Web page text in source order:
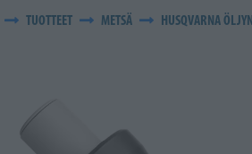
TUOTTEET METSÄ HUSQVARNA